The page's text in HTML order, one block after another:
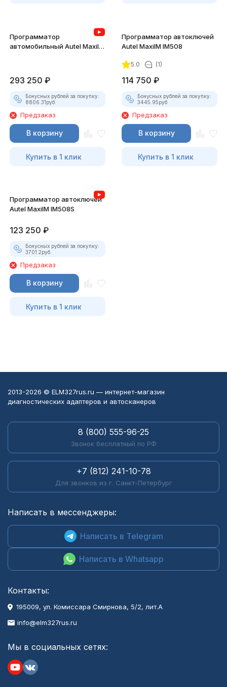
Программатор
автомобильный Autel MaxiIM
293 250 ₽
Бонусных рублей за покупку:
8806.31руб.
Предзаказ
В корзину
Купить в 1 клик
Программатор автоключей
Autel MaxiIM IM508
5.0 (1)
114 750 ₽
Бонусных рублей за покупку:
3445.95руб.
Предзаказ
В корзину
Купить в 1 клик
Программатор автоключей
Autel MaxiIM IM508S
123 250 ₽
Бонусных рублей за покупку:
3701.2руб.
Предзаказ
В корзину
Купить в 1 клик
2013-2026 © ELM327rus.ru — интернет-магазин
диагностических адаптеров и автосканеров
8 (800) 555-96-25
Звонок бесплатный по РФ
+7 (812) 241-10-78
Для звонков из г. Санкт-Петербург
Написать в мессенджеры:
Написать в Telegram
Написать в Whatsapp
Контакты:
195009, ул. Комиссара Смирнова, 5/2, лит.А
info@elm327rus.ru
Мы в социальных сетях: